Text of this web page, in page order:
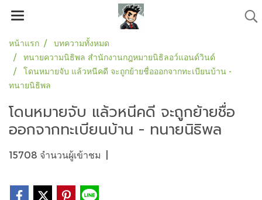
หน้าแรก
บทความทั้งหมด
ทนายความนิธิพล สำนักงานกฎหมายนิธิลอว์แอนด์วินด์
โดนหมายจับ แล้วหนีคดี จะถูกย้ายชื่อออกจากทะเบียนบ้าน -
ทนายนิธิพล
โดนหมายจับ แล้วหนีคดี จะถูกย้ายชื่อ
ออกจากทะเบียนบ้าน - ทนายนิธิพล
15708 จำนวนผู้เข้าชม